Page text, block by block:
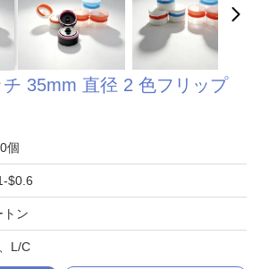
35mm 直径 2 色フリップ
個
$0.6
トン
L/C